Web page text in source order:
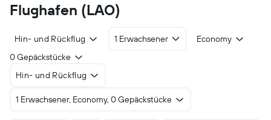
Flughafen (LAO)
Hin- und Rückflug 1 Erwachsener
Economy
0 Gepäckstücke
Hin- und Rückflug
1 Erwachsener, Economy, 0 Gepäckstücke